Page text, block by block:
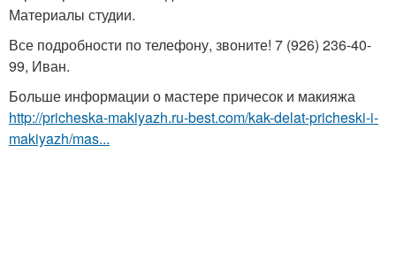
Материалы студии.
Все подробности по телефону, звоните! 7 (926) 236-40-
99, Иван.
Больше информации о мастере причесок и макияжа
http://pricheska-makiyazh.ru-best.com/kak-delat-pricheski-i-
makiyazh/mas...